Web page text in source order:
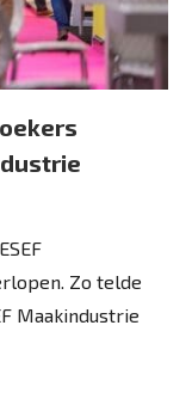
Zo telde
Maakindustrie